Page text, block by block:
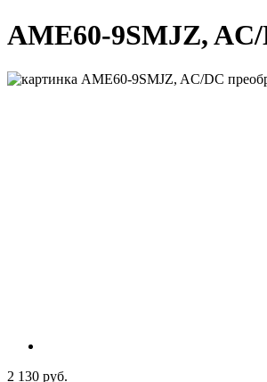
AME60-9SMJZ, AC/
2 130 руб.